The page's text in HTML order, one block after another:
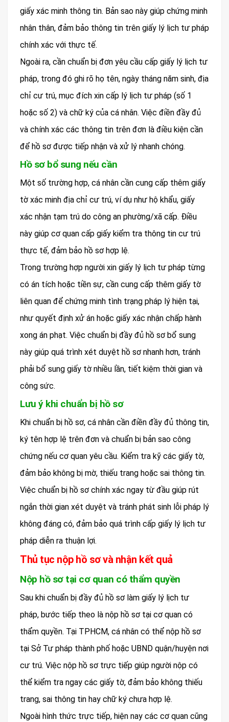
giấy xác minh thông tin. Bản sao này giúp chứng minh
nhân thân, đảm bảo thông tin trên giấy lý lịch tư pháp
chính xác với thực tế.
Ngoài ra, cần chuẩn bị đơn yêu cầu cấp giấy lý lịch tư
pháp, trong đó ghi rõ họ tên, ngày tháng năm sinh, địa
chỉ cư trú, mục đích xin cấp lý lịch tư pháp (số 1
hoặc số 2) và chữ ký của cá nhân. Việc điền đầy đủ
và chính xác các thông tin trên đơn là điều kiện cần
để hồ sơ được tiếp nhận và xử lý nhanh chóng.
Hồ sơ bổ sung nếu cần
Một số trường hợp, cá nhân cần cung cấp thêm giấy
tờ xác minh địa chỉ cư trú, ví dụ như hộ khẩu, giấy
xác nhận tạm trú do công an phường/xã cấp. Điều
này giúp cơ quan cấp giấy kiểm tra thông tin cư trú
thực tế, đảm bảo hồ sơ hợp lệ.
Trong trường hợp người xin giấy lý lịch tư pháp từng
có án tích hoặc tiền sự, cần cung cấp thêm giấy tờ
liên quan để chứng minh tình trạng pháp lý hiện tại,
như quyết định xử án hoặc giấy xác nhận chấp hành
xong án phạt. Việc chuẩn bị đầy đủ hồ sơ bổ sung
này giúp quá trình xét duyệt hồ sơ nhanh hơn, tránh
phải bổ sung giấy tờ nhiều lần, tiết kiệm thời gian và
công sức.
Lưu ý khi chuẩn bị hồ sơ
Khi chuẩn bị hồ sơ, cá nhân cần điền đầy đủ thông tin,
ký tên hợp lệ trên đơn và chuẩn bị bản sao công
chứng nếu cơ quan yêu cầu. Kiểm tra kỹ các giấy tờ,
đảm bảo không bị mờ, thiếu trang hoặc sai thông tin.
Việc chuẩn bị hồ sơ chính xác ngay từ đầu giúp rút
ngắn thời gian xét duyệt và tránh phát sinh lỗi pháp lý
không đáng có, đảm bảo quá trình cấp giấy lý lịch tư
pháp diễn ra thuận lợi.
Thủ tục nộp hồ sơ và nhận kết quả
Nộp hồ sơ tại cơ quan có thẩm quyền
Sau khi chuẩn bị đầy đủ hồ sơ làm giấy lý lịch tư
pháp, bước tiếp theo là nộp hồ sơ tại cơ quan có
thẩm quyền. Tại TPHCM, cá nhân có thể nộp hồ sơ
tại Sở Tư pháp thành phố hoặc UBND quận/huyện nơi
cư trú. Việc nộp hồ sơ trực tiếp giúp người nộp có
thể kiểm tra ngay các giấy tờ, đảm bảo không thiếu
trang, sai thông tin hay chữ ký chưa hợp lệ.
Ngoài hình thức trực tiếp, hiện nay các cơ quan cũng